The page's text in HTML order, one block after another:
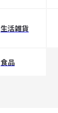
生活雑貨
食品